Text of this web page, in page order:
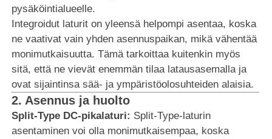
pysäköintialueelle.
Integroidut laturit on yleensä helpompi asentaa, koska
ne vaativat vain yhden asennuspaikan, mikä vähentää
monimutkaisuutta. Tämä tarkoittaa kuitenkin myös
sitä, että ne vievät enemmän tilaa latausasemalla ja
ovat sijaintinsa sää- ja ympäristöolosuhteiden alaisia.
2. Asennus ja huolto
Split-Type DC-pikalaturi: Split-Type-laturin
asentaminen voi olla monimutkaisempaa, koska